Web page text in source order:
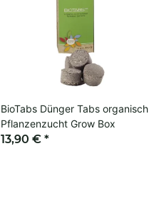
BioTabs Dünger Tabs organisch
Pflanzenzucht Grow Box
13,90 € *